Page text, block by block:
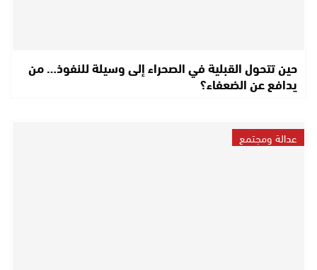
حين تتحول القبلية في الصحراء إلى وسيلة للنفوذ… من
يدافع عن الضعفاء؟
عدالة ومجتمع